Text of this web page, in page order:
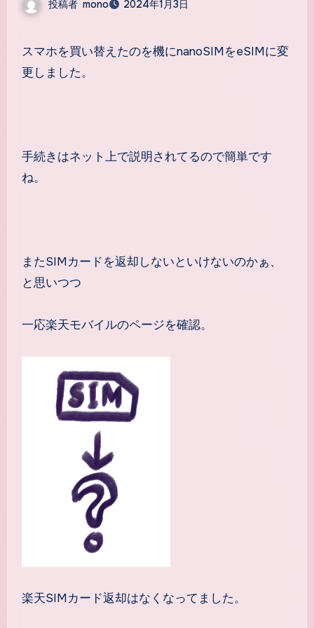
投稿者 mono 2024年1月3日
スマホを買い替えたのを機にnanoSIMをeSIMに変
更しました。
手続きはネット上で説明されてるので簡単です
ね。
またSIMカードを返却しないといけないのかぁ、
と思いつつ
一応楽天モバイルのページを確認。
楽天SIMカード返却はなくなってました。